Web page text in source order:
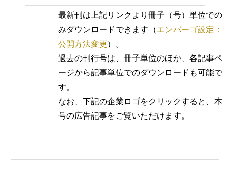
最新刊は上記リンクより冊子（号）単位での
みダウンロードできます（エンバーゴ設定：
公開方法変更）。
過去の刊行号は、冊子単位のほか、各記事ペ
ージから記事単位でのダウンロードも可能で
す。
なお、下記の企業ロゴをクリックすると、本
号の広告記事をご覧いただけます。